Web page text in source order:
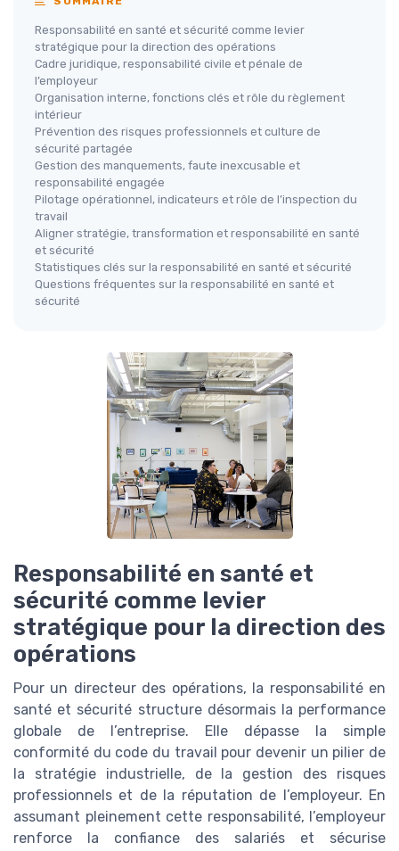
Responsabilité en santé et sécurité comme levier
stratégique pour la direction des opérations
Cadre juridique, responsabilité civile et pénale de
l’employeur
Organisation interne, fonctions clés et rôle du règlement
intérieur
Prévention des risques professionnels et culture de
sécurité partagée
Gestion des manquements, faute inexcusable et
responsabilité engagée
Pilotage opérationnel, indicateurs et rôle de l’inspection du
travail
Aligner stratégie, transformation et responsabilité en santé
et sécurité
Statistiques clés sur la responsabilité en santé et sécurité
Questions fréquentes sur la responsabilité en santé et
sécurité
Responsabilité en santé et
sécurité comme levier
stratégique pour la direction des
opérations
Pour un directeur des opérations, la responsabilité en
santé et sécurité structure désormais la performance
globale de l’entreprise. Elle dépasse la simple
conformité du code du travail pour devenir un pilier de
la stratégie industrielle, de la gestion des risques
professionnels et de la réputation de l’employeur. En
assumant pleinement cette responsabilité, l’employeur
renforce la confiance des salariés et sécurise